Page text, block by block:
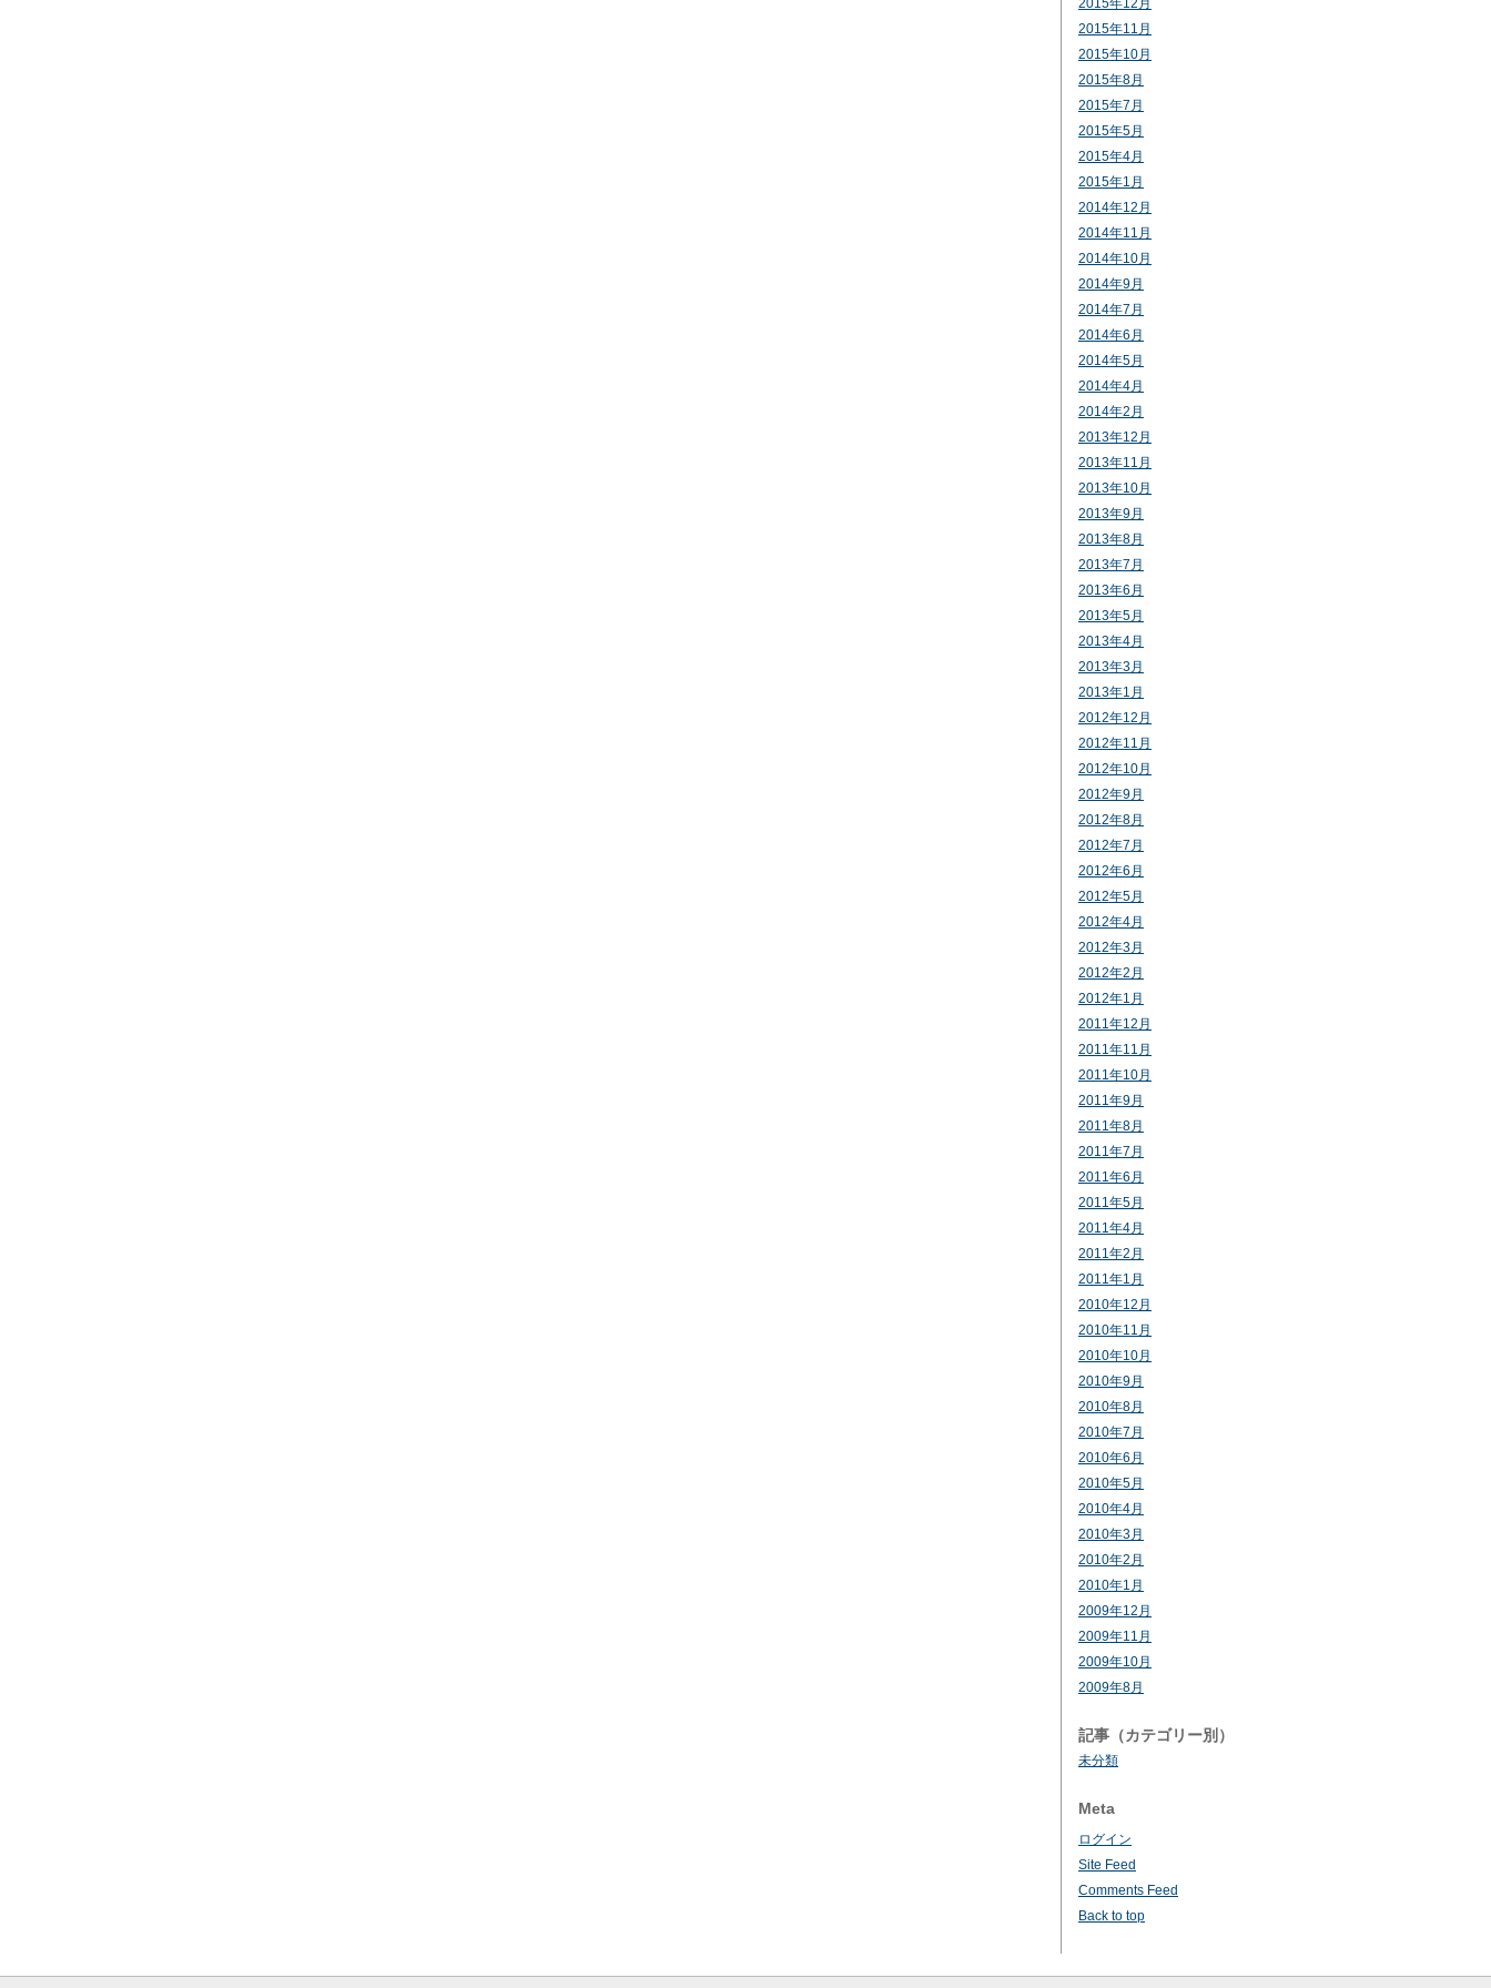
2015年12月
2015年11月
2015年10月
2015年8月
2015年7月
2015年5月
2015年4月
2015年1月
2014年12月
2014年11月
2014年10月
2014年9月
2014年7月
2014年6月
2014年5月
2014年4月
2014年2月
2013年12月
2013年11月
2013年10月
2013年9月
2013年8月
2013年7月
2013年6月
2013年5月
2013年4月
2013年3月
2013年1月
2012年12月
2012年11月
2012年10月
2012年9月
2012年8月
2012年7月
2012年6月
2012年5月
2012年4月
2012年3月
2012年2月
2012年1月
2011年12月
2011年11月
2011年10月
2011年9月
2011年8月
2011年7月
2011年6月
2011年5月
2011年4月
2011年2月
2011年1月
2010年12月
2010年11月
2010年10月
2010年9月
2010年8月
2010年7月
2010年6月
2010年5月
2010年4月
2010年3月
2010年2月
2010年1月
2009年12月
2009年11月
2009年10月
2009年8月
記事（カテゴリー別）
未分類
Meta
ログイン
Site Feed
Comments Feed
Back to top